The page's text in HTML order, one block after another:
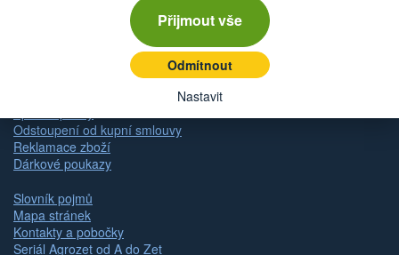
Přijmout vše
Odmítnout
Nastavit
Zásady ochrany osobních údajů (GDPR)
Odstoupení od kupní smlouvy
Reklamace zboží
Dárkové poukazy
Slovník pojmů
Mapa stránek
Kontakty a pobočky
Seriál Agrozet od A do Zet